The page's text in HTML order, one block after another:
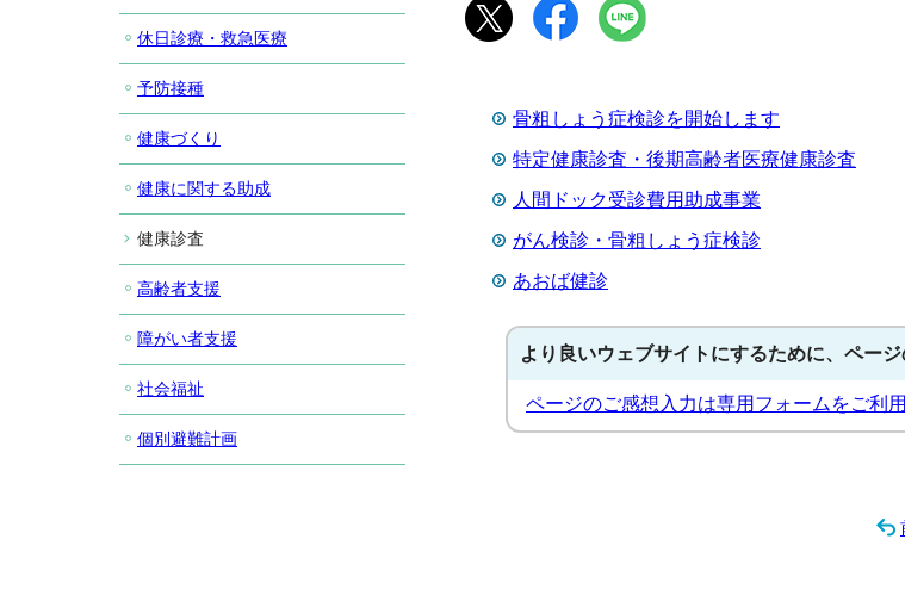
骨粗しょう症検診を開始します
特定健康診査・後期高齢者医療健康診査
人間ドック受診費用助成事業
がん検診・骨粗しょう症検診
あおば健診
より良いウェブサイトにするために、ペー
ページのご感想入力は専用フォームをご利用
休日診療・救急医療
予防接種
健康づくり
健康に関する助成
健康診査
高齢者支援
障がい者支援
社会福祉
個別避難計画